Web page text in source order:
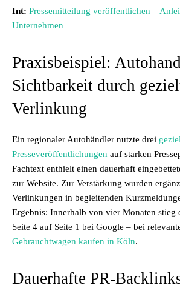
Int: Pressemitteilung veröffentlichen –
Unternehmen
Praxisbeispiel:
Sichtbarkeit durch
Verlinkung
Ein regionaler Autohändler nutzte drei
Presseveröffentlichungen auf starken
Fachtext enthielt einen dauerhaft
zur Website. Zur Verstärkung wurden
Verlinkungen in begleitenden
Ergebnis: Innerhalb von vier Monaten stieg
Seite 4 auf Seite 1 bei Google – bei
Gebrauchtwagen kaufen in Köln.
Dauerhafte PR-